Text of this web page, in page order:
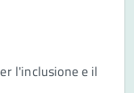
l'inclusione e il